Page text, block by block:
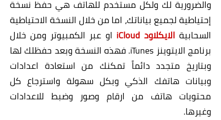
والضرورية لك ولكل مستخدم للهاتف هي حفظ نسخة
إحتياطية لجميع بياناتك، اما من خلال النسخة الاحتياطية
السحابية الايكلاود iCloud
او عبر الكمبيوتر ومن خلال
برنامج الايتوينز iTunes. فهذه النسخة وبعد حفظلك لها
وبتاريخ متجدد دائماً تمكنك من استعادة اعدادات
وبيانات هاتفك الذكي وبكل سهولة واسترجاع كل
محتويات هاتف من ارقام وصور وضبط للاعدادات
وغيرها.